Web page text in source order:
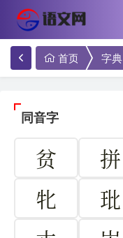
首页 字典
同音字
贫 拼
牝
玭